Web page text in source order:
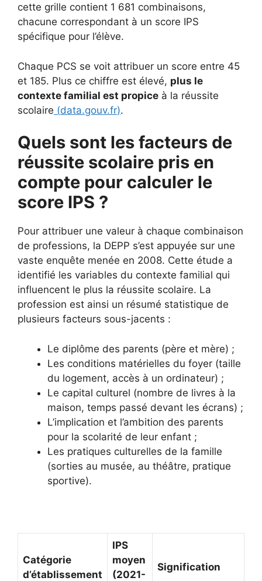
cette grille contient 1 681 combinaisons,
chacune correspondant à un score IPS
spécifique pour l’élève.
Chaque PCS se voit attribuer un score entre 45
et 185. Plus ce chiffre est élevé, plus le
contexte familial est propice à la réussite
scolaire (data.gouv.fr).
Quels sont les facteurs de
réussite scolaire pris en
compte pour calculer le
score IPS ?
Pour attribuer une valeur à chaque combinaison
de professions, la DEPP s’est appuyée sur une
vaste enquête menée en 2008. Cette étude a
identifié les variables du contexte familial qui
influencent le plus la réussite scolaire. La
profession est ainsi un résumé statistique de
plusieurs facteurs sous-jacents :
Le diplôme des parents (père et mère) ;
Les conditions matérielles du foyer (taille
du logement, accès à un ordinateur) ;
Le capital culturel (nombre de livres à la
maison, temps passé devant les écrans) ;
L’implication et l’ambition des parents
pour la scolarité de leur enfant ;
Les pratiques culturelles de la famille
(sorties au musée, au théâtre, pratique
sportive).
Catégorie
d’établissement
IPS
moyen
(2021-
Signification